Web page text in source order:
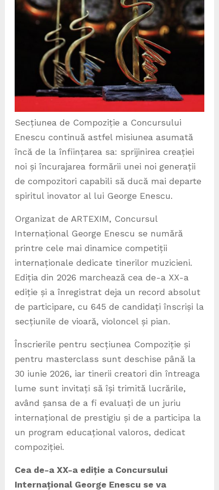
Secțiunea de Compoziție a Concursului
Enescu continuă astfel misiunea asumată
încă de la înființarea sa: sprijinirea creației
noi și încurajarea formării unei noi generații
de compozitori capabili să ducă mai departe
spiritul inovator al lui George Enescu.
Organizat de ARTEXIM, Concursul
Internațional George Enescu se numără
printre cele mai dinamice competiții
internaționale dedicate tinerilor muzicieni.
Ediția din 2026 marchează cea de-a XX-a
ediție și a înregistrat deja un record absolut
de participare, cu 645 de candidați înscriși la
secțiunile de vioară, violoncel și pian.
Înscrierile pentru secțiunea Compoziție și
pentru masterclass sunt deschise până la
30 iunie 2026, iar tinerii creatori din întreaga
lume sunt invitați să își trimită lucrările,
având șansa de a fi evaluați de un juriu
internațional de prestigiu și de a participa la
un program educațional valoros, dedicat
compoziției.
Cea de-a XX-a ediție a Concursului
Internațional George Enescu se va